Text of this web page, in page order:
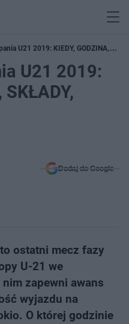
U21 2019: KIEDY, GODZINA,
U21 2019:
SKŁADY,
Dodaj do Google
ostatni mecz fazy
U-21 we
zapewni awans
wyjazdu na
O której godzinie